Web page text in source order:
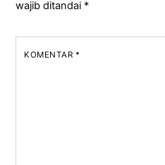
wajib ditandai *
KOMENTAR *